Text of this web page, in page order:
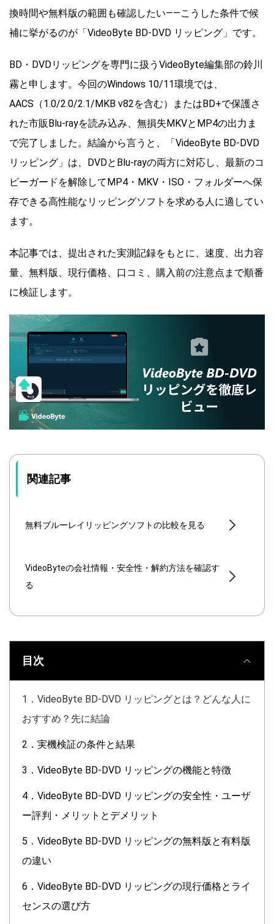
換時間や無料版の範囲も確認したい――こうした条件で候
補に挙がるのが「VideoByte BD-DVD リッピング」です。
BD・DVDリッピングを専門に扱うVideoByte編集部の鈴川
霧と申します。今回のWindows 10/11環境では、
AACS（1.0/2.0/2.1/MKB v82を含む）またはBD+で保護さ
れた市販Blu-rayを読み込み、無損失MKVとMP4の出力ま
で完了しました。結論から言うと、「VideoByte BD-DVD
リッピング」は、DVDとBlu-rayの両方に対応し、最新のコ
ピーガードを解除してMP4・MKV・ISO・フォルダーへ保
存できる高性能なリッピングソフトを求める人に適してい
ます。
本記事では、提出された実測記録をもとに、速度、出力容
量、無料版、現行価格、口コミ、購入前の注意点まで順番
に検証します。
関連記事
無料ブルーレイリッピングソフトの比較を見る
VideoByteの会社情報・安全性・解約方法を確認す
る
目次
1．VideoByte BD-DVD リッピングとは？どんな人に
おすすめ？先に結論
2．実機検証の条件と結果
3．VideoByte BD-DVD リッピングの機能と特徴
4．VideoByte BD-DVD リッピングの安全性・ユーザ
ー評判・メリットとデメリット
5．VideoByte BD-DVD リッピングの無料版と有料版
の違い
6．VideoByte BD-DVD リッピングの現行価格とライ
センスの選び方